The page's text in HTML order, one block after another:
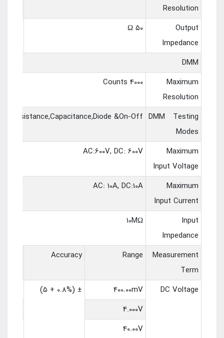
Resolution
Output
Impedance
50 Ω
DMM
Maximum
Resolution
4000 Counts
DMM Testing
Modes
&On-Off
Maximum
Input Voltage
AC:600V, DC: 600V
Maximum
Input Current
AC: 10A, DC:10A
Input
Impedance
10MΩ
Measurement
Term
Range
Accuracy
DC Voltage
400.00mV
± (0.8% + 5)
4.000V
40.00V